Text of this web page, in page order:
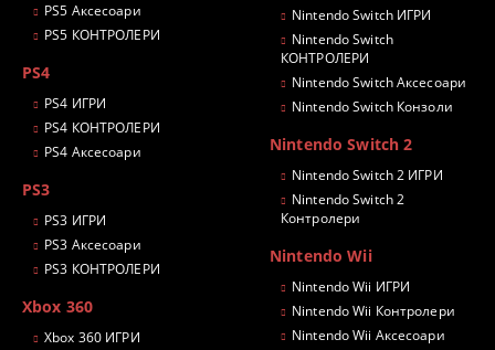
PS5 Аксесоари
PS5 КОНТРОЛЕРИ
PS4
PS4 ИГРИ
PS4 КОНТРОЛЕРИ
PS4 Аксесоари
PS3
PS3 ИГРИ
PS3 Аксесоари
PS3 КОНТРОЛЕРИ
Xbox 360
Xbox 360 ИГРИ
Nintendo Switch ИГРИ
Nintendo Switch
КОНТРОЛЕРИ
Nintendo Switch Аксесоари
Nintendo Switch Конзоли
Nintendo Switch 2
Nintendo Switch 2 ИГРИ
Nintendo Switch 2
Контролери
Nintendo Wii
Nintendo Wii ИГРИ
Nintendo Wii Контролери
Nintendo Wii Аксесоари